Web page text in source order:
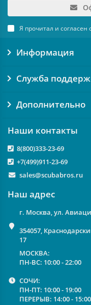
Я прочитал и согласен
Информация
Служба
Дополнительно
Наши контакты
8(800)333-23-69
+7(499)911-23-69
sales@scubabros.ru
Наш адрес
г. Москва, ул.
354057,
17
МОСКВА:
ПН-ВС: 10:00 - 22:00
СОЧИ:
ПН-ПТ: 10:00 - 19:00
ПЕРЕРЫВ: 14:00 - 15:00